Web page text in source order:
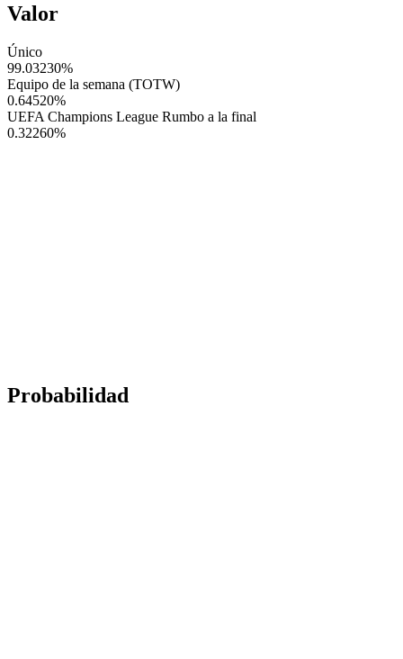
Valor
Único
99.03230%
Equipo de la semana (TOTW)
0.64520%
UEFA Champions League Rumbo a la final
0.32260%
Probabilidad